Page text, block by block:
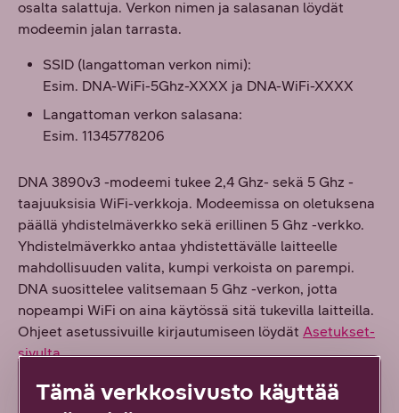
osalta salattuja. Verkon nimen ja salasanan löydät
modeemin jalan tarrasta.
SSID (langattoman verkon nimi):
Esim. DNA-WiFi-5Ghz-XXXX ja DNA-WiFi-XXXX
Langattoman verkon salasana:
Esim. 11345778206
DNA 3890v3 -modeemi tukee 2,4 Ghz- sekä 5 Ghz -
taajuuksisia WiFi-verkkoja. Modeemissa on oletuksena
päällä yhdistelmäverkko sekä erillinen 5 Ghz -verkko.
Yhdistelmäverkko antaa yhdistettävälle laitteelle
mahdollisuuden valita, kumpi verkoista on parempi.
DNA suosittelee valitsemaan 5 Ghz -verkon, jotta
nopeampi WiFi on aina käytössä sitä tukevilla laitteilla.
Ohjeet asetussivuille kirjautumiseen löydät Asetukset-
sivulta.
Modeemin sarjanumero (S/N) ja MAC-numero löytyvät
Tämä verkkosivusto käyttää